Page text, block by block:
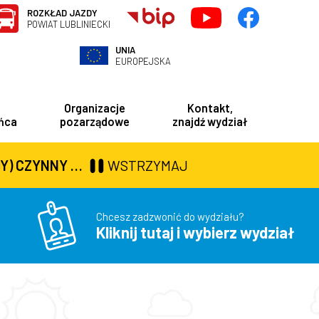
ROZKŁAD JAZDY
POWIAT LUBLINIECKI
UNIA
EUROPEJSKA
Organizacje
pozarządowe
Kontakt,
znajdź wydział
DO GODZ. 16:30 WSTRZYMAJ
Chcesz zadzwonić do wydziału?
Kliknij tutaj i wybierz wydział